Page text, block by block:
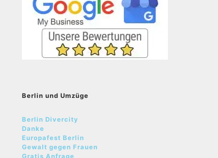
Berlin und Umzüge
Berlin Divercity
Danke
Europafest Berlin
Gewalt gegen Frauen
Gratis Anfrage